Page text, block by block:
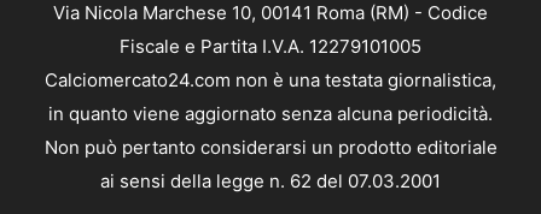
Via Nicola Marchese 10, 00141 Roma (RM) - Codice
Fiscale e Partita I.V.A. 12279101005
Calciomercato24.com non è una testata giornalistica,
in quanto viene aggiornato senza alcuna periodicità.
Non può pertanto considerarsi un prodotto editoriale
ai sensi della legge n. 62 del 07.03.2001